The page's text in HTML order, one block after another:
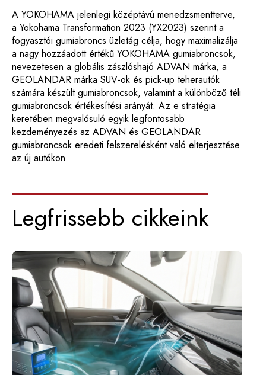
A YOKOHAMA jelenlegi középtávú menedzsmentterve,
a Yokohama Transformation 2023 (YX2023) szerint a
fogyasztói gumiabroncs üzletág célja, hogy maximalizálja
a nagy hozzáadott értékű YOKOHAMA gumiabroncsok,
nevezetesen a globális zászlóshajó ADVAN márka, a
GEOLANDAR márka SUV-ok és pick-up teherautók
számára készült gumiabroncsok, valamint a különböző téli
gumiabroncsok értékesítési arányát. Az e stratégia
keretében megvalósuló egyik legfontosabb
kezdeményezés az ADVAN és GEOLANDAR
gumiabroncsok eredeti felszerelésként való elterjesztése
az új autókon.
Legfrissebb cikkeink